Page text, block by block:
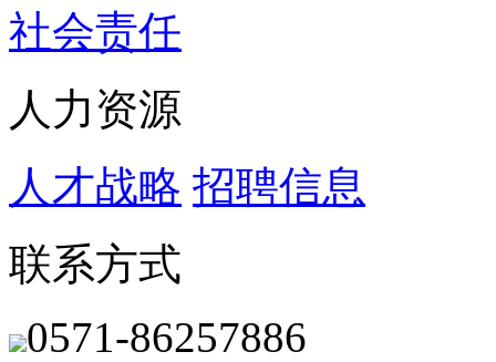
社会责任
人力资源
人才战略 招聘信息
联系方式
0571-86257886